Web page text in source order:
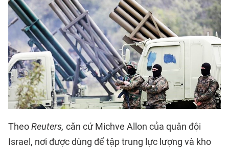
TheoReuters, căn cứ Michve Allon của quân đội
Israel, nơi được dùng để tập trung lực lượng và kho